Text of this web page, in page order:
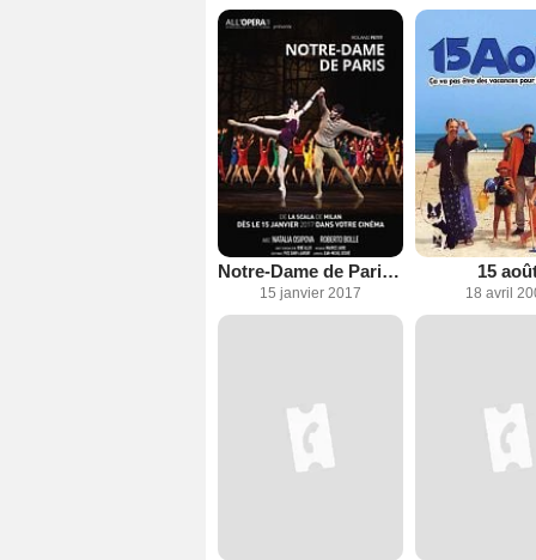
Notre-Dame de Paris de Roland Petit (CGR Events)
15 janvier 2017
15
18 avril